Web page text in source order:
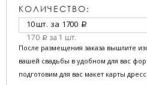
КОЛИЧЕСТВО:
10 шт. за 1700 a
170 a за 1 шт.
После размещения заказа вышлите
вашей свадьбы в удобном для вас
подготовим для вас макет карты